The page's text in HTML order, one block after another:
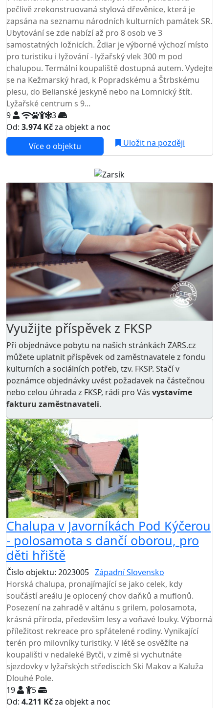
pečlivě zrekonstruovaná stylová dřevěnice, která je
zapsána na seznamu národních kulturních památek SR.
Ubytování se zde nabízí až pro 8 osob ve 3
samostatných ložnicích. Ždiar je výborné výchozí místo
pro turistiku i lyžování - lyžařský vlek 300 m pod
chalupou. Termální koupaliště dostupná autem. Vydejte
se na Kežmarský hrad, k Popradskému a Štrbskému
plesu, do Belianské jeskyně nebo na Lomnický štít.
Lyžařské centrum s 9...
9
3
Od: 3.974 Kčza objekt a noc
Více o objektu Uložit na později
Využijte příspěvek z FKSP
Při objednávce pobytu na našich stránkách ZARS.cz
můžete uplatnit příspěvek od zaměstnavatele z fondu
kulturních a sociálních potřeb, tzv. FKSP. Stačí v
poznámce objednávky uvést požadavek na částečnou
nebo celou úhrada z FKSP, rádi pro Vás vystavíme
fakturu zaměstnavateli.
Chalupa v Javorníkách Pod Kýčerou
- polosamota s dančí oborou, pro
děti hřiště
Číslo objektu: 2023005 Západní Slovensko
Horská chalupa, pronajímající se jako celek, kdy
součástí areálu je oplocený chov daňků a muflonů.
Posezení na zahradě v altánu s grilem, polosamota,
krásná příroda, především lesy a voňavé louky. Výborná
příležitost rekreace pro spřátelené rodiny. Vynikající
terén pro milovníky turistiky. V létě se osvěžíte na
koupališti v nedaleké Bytči, v zimě si vychutnáte
sjezdovky v lyžařských střediscích Ski Makov a Kaluža
Dlouhé Pole.
19
5
Od: 4.211 Kčza objekt a noc